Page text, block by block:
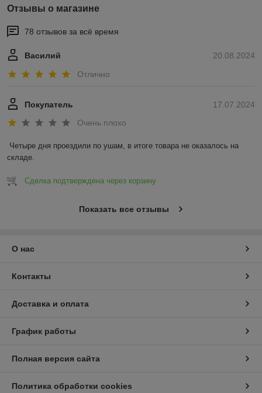
Отзывы о магазине
78 отзывов за всё время
20.08.2024
Василий
Отлично
17.07.2024
Покупатель
Очень плохо
Четыре дня проездили по ушам, в итоге товара не оказалось на
складе.
Сделка подтверждена через корзину
Показать все отзывы
О нас
Контакты
Доставка и оплата
График работы
Полная версия сайта
Политика обработки cookies